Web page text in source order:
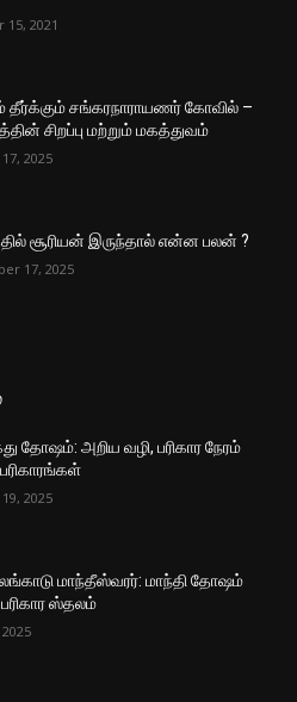
15, 2021
தீர்க்கும் சங்கரநாராயணர் கோவில் –
சிறப்பு மற்றும் மகத்துவம்
2025
சூரியன் இருந்தால் என்ன பலன் ?
17, 2025
தோஷம்: அறிய வழி, பரிகார நேரம்
2025
மாந்தீஸ்வரர்: மாந்தி தோஷம்
ஸ்தலம்